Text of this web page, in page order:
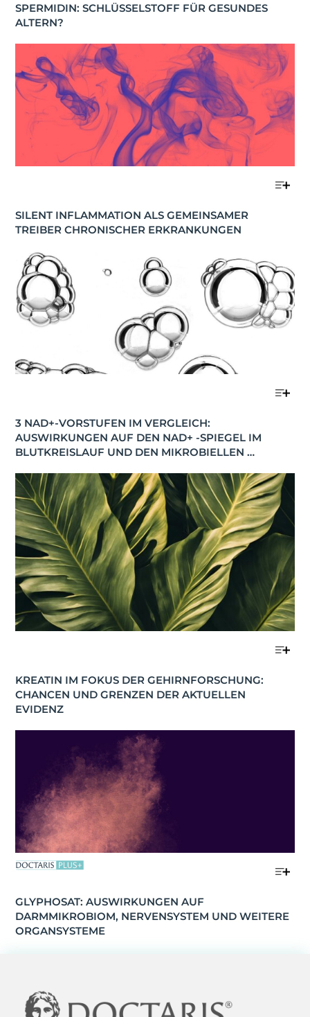
SPERMIDIN: SCHLÜSSELSTOFF FÜR GESUNDES
ALTERN?
SILENT INFLAMMATION ALS GEMEINSAMER
TREIBER CHRONISCHER ERKRANKUNGEN
3 NAD+-VORSTUFEN IM VERGLEICH:
AUSWIRKUNGEN AUF DEN NAD+ -SPIEGEL IM
BLUTKREISLAUF UND DEN MIKROBIELLEN
KREATIN IM FOKUS DER GEHIRNFORSCHUNG:
CHANCEN UND GRENZEN DER AKTUELLEN
EVIDENZ
GLYPHOSAT: AUSWIRKUNGEN AUF
DARMMIKROBIOM, NERVENSYSTEM UND WEITERE
ORGANSYSTEME